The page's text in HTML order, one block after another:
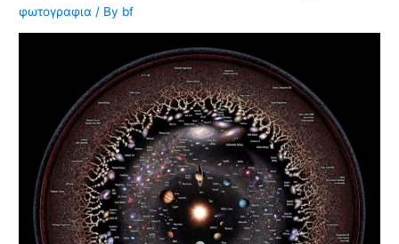
φωτογραφια / By bf